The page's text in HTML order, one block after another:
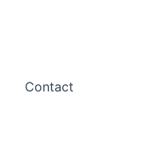
Contact